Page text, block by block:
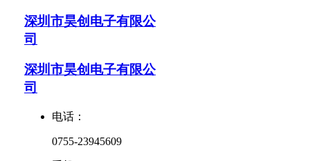
深圳市昊创电子有限公
司
深圳市昊创电子有限公
司
电话：
0755-23945609